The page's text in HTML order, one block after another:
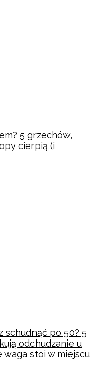
5 grzechów,
cierpią (i
schudnąć po 50? 5
odchudzanie u
waga stoi w miejscu